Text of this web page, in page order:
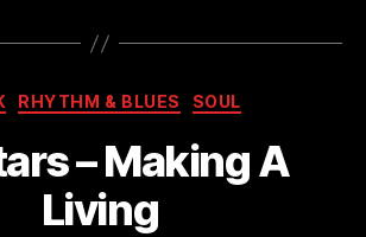
Kategorien
RHYTHM & BLUES SOUL
– Making A
Living